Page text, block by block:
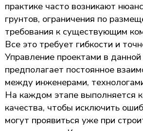
практике часто возникают
грунтов, ограничения по
требования к существующим
Все это требует гибкости и
Управление проектами в
предполагает постоянное
между инженерами,
На каждом этапе выполняется
качества, чтобы исключить
могут проявиться уже при